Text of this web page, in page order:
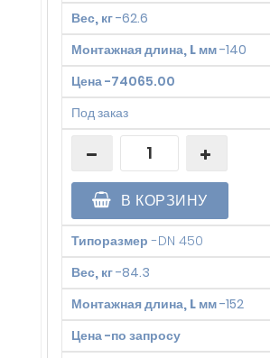
Вес, кг-62.6
Монтажная длина, L мм-140
Цена-74065.00
Под заказ
В КОРЗИНУ
Типоразмер -DN 450
Вес, кг-84.3
Монтажная длина, L мм-152
Цена-по запросу